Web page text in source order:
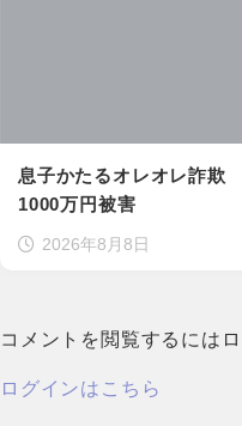
息子かたるオレオレ詐欺
1000万円被害
2026年8月8日
コメントを閲覧するには
ログインはこちら